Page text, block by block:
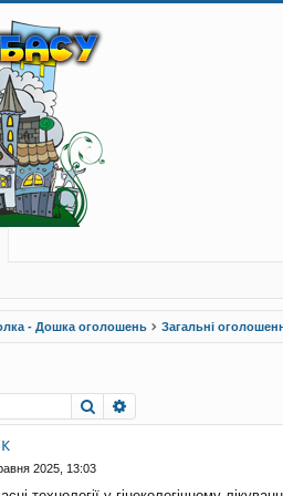
- Дошка оголошень Загальні
Пошук
2025, 13:03